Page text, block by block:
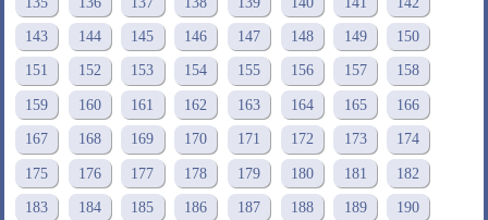
143 144 145 146 147 148 149 150
151 152 153 154 155 156 157 158
159 160 161 162 163 164 165 166
167 168 169 170 171 172 173 174
175 176 177 178 179 180 181 182
183 184 185 186 187 188 189 190